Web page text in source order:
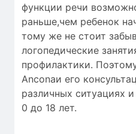
функции речи
раньше,чем ребенок
тому же не стоит
логопедические
профилактики.
Anconaи его
различных ситуациях
0 до 18 лет.